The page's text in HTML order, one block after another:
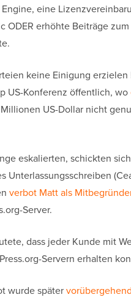
Engine, eine
ODER erhöhte Beiträge
keine Einigung
US-Konferenz öffentlich, wo
US-Dollar nicht
eskalierten, schickten
Unterlassungsschreiben
verbot Matt als
Server.
dass jeder Kunde mit
Servern erhalten
wurde später